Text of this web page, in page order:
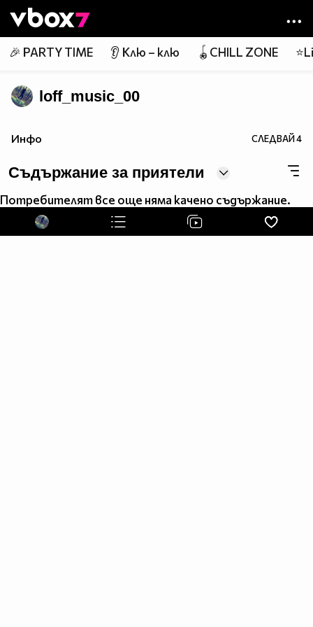
👾
🎉 PARTY TIME 👂 Клю – клю 🪀CHILL ZONE
loff_music_00
Инфо СЛЕДВАЙ4
Съдържание за приятели
Потребителят все още няма качено съдържание.